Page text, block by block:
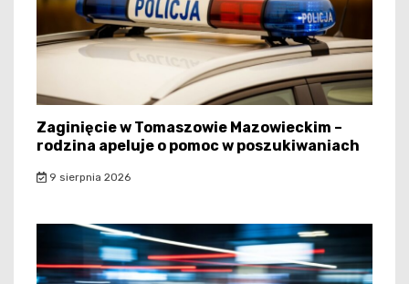
Zaginięcie w Tomaszowie Mazowieckim –
rodzina apeluje o pomoc w poszukiwaniach
9 sierpnia 2026